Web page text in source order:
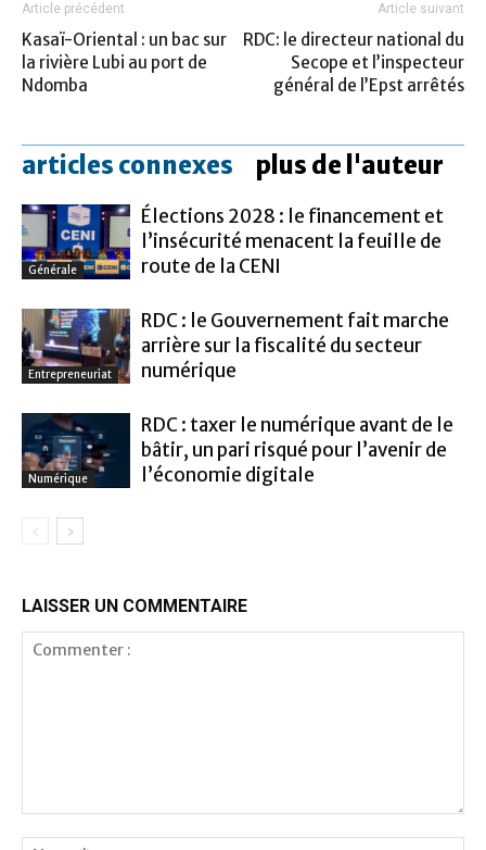
Article précédent
Kasaï-Oriental : un bac sur
la rivière Lubi au port de
Ndomba
Article suivant
RDC: le directeur national du
Secope et l’inspecteur
général de l’Epst arrêtés
articles connexes plus de l'auteur
Générale
Élections 2028 : le financement et
l’insécurité menacent la feuille de
route de la CENI
Entrepreneuriat
RDC : le Gouvernement fait marche
arrière sur la fiscalité du secteur
numérique
Numérique
RDC : taxer le numérique avant de le
bâtir, un pari risqué pour l’avenir de
l’économie digitale
LAISSER UN COMMENTAIRE